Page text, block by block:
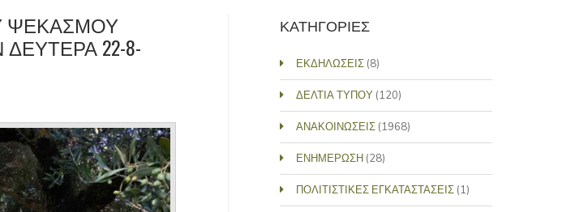
ΨΕΚΑΣΜΟΥ
22-8-
ΚΑΤΗΓΟΡΙΕΣ
ΕΚΔΗΛΩΣΕΙΣ(8)
ΔΕΛΤΙΑ ΤΥΠΟΥ(120)
ΑΝΑΚΟΙΝΩΣΕΙΣ(1968)
ΕΝΗΜΕΡΩΣΗ(28)
ΠΟΛΙΤΙΣΤΙΚΕΣ ΕΓΚΑΤΑΣΤΑΣΕΙΣ(1)